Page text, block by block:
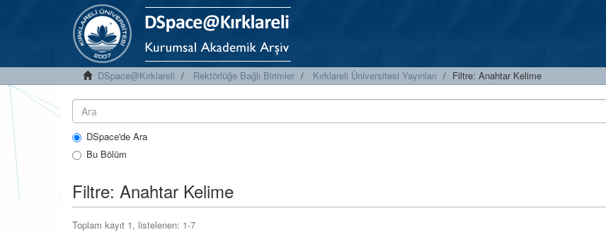
DSpace@Kırklareli Rektörlüğe Bağlı Birimler Kırklareli Üniversitesi Yayınları Filtre: Anahtar Kelime
DSpace'de Ara
Bu Bölüm
Filtre: Anahtar Kelime
Toplam kayıt 1, listelenen: 1-7